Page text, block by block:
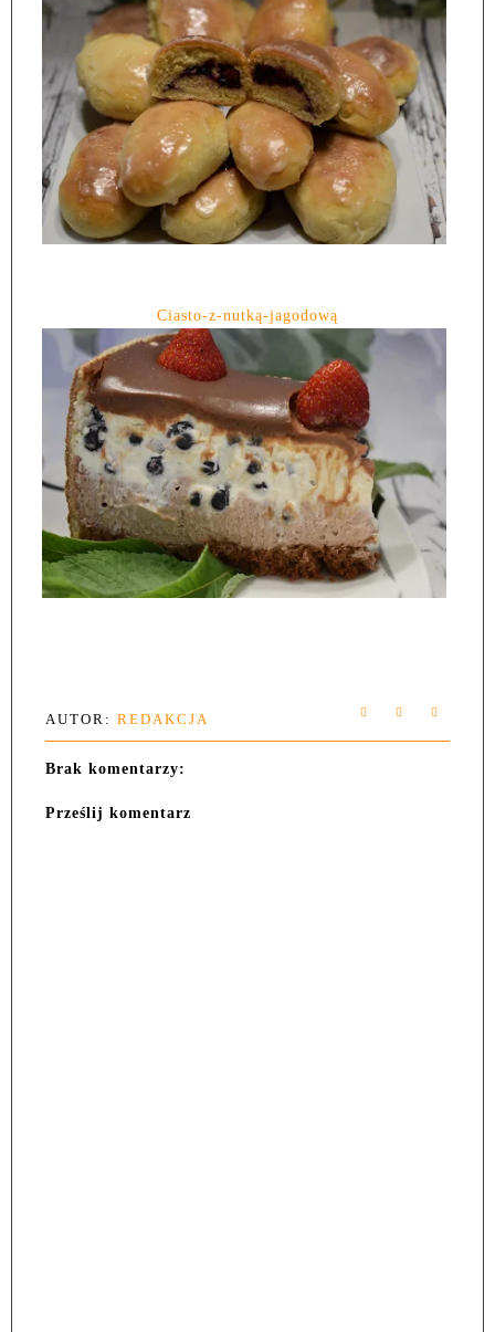
Ciasto-z-nutką-jagodową
AUTOR: REDAKCJA
Brak komentarzy:
Prześlij komentarz